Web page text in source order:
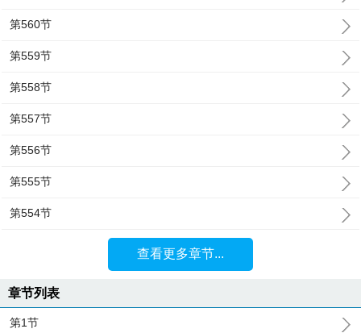
第560节
第559节
第558节
第557节
第556节
第555节
第554节
查看更多章节...
章节列表
第1节